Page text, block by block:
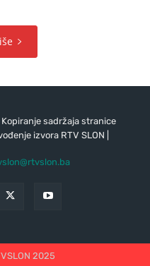
sadržaja stranice
izvora RTV SLON |
2025